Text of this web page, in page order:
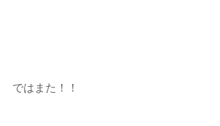
ではまた！！